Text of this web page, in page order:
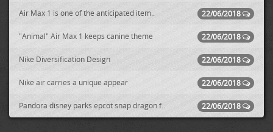
22/06/2018
Air Max 1 is one of the anticipated item..
22/06/2018
"Animal" Air Max 1 keeps canine theme
22/06/2018
Nike Diversification Design
22/06/2018
Nike air carries a unique appear
22/06/2018
Pandora disney parks epcot snap dragon f..